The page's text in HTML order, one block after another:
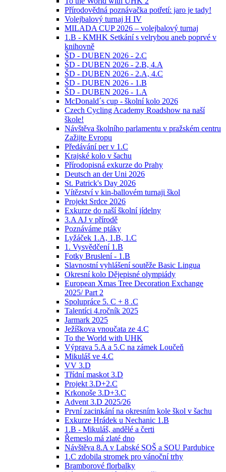
Přírodovědná poznávačka potřetí: jaro je tady!
Volejbalový turnaj H IV
MILADA CUP 2026 – volejbalový turnaj
1.B - KMHK Setkání s velrybou aneb poprvé v
knihovně
ŠD - DUBEN 2026 - 2.C
ŠD - DUBEN 2026 - 2.B, 4.A
ŠD - DUBEN 2026 - 2.A, 4.C
ŠD - DUBEN 2026 - 1.B
ŠD - DUBEN 2026 - 1.A
McDonald´s cup - školní kolo 2026
Czech Cycling Academy Roadshow na naší
škole!
Návštěva školního parlamentu v pražském centru
Zažijte Evropu
Předávání per v 1.C
Krajské kolo v šachu
Přírodopisná exkurze do Prahy
Deutsch an der Uni 2026
St. Patrick's Day 2026
Vítězství v kin-ballovém turnaji škol
Projekt Srdce 2026
Exkurze do naší školní jídelny
3.A AJ v přírodě
Poznáváme ptáky
Lyžáček 1.A, 1.B, 1.C
1. Vysvědčení 1.B
Fotky Bruslení - 1.B
Slavnostní vyhlášení soutěže Basic Lingua
Okresní kolo Dějepisné olympiády
European Xmas Tree Decoration Exchange
2025/ Part 2
Spolupráce 5. C + 8 .C
Talentíci 4.ročník 2025
Jarmark 2025
Ježíškova vnoučata ze 4.C
To the World with UHK
Výprava 5.A a 5.C na zámek Loučeň
Mikuláš ve 4.C
VV 3.D
Třídní maskot 3.D
Projekt 3.D+2.C
Krkonoše 3.D+3.C
Advent 3.D 2025/26
První zacinkání na okresním kole škol v šachu
Exkurze Hrádek u Nechanic 1.B
1.B - Mikuláš, andělé a čerti
Řemeslo má zlaté dno
Návštěva 8.A v Labské SOŠ a SOU Pardubice
1.C zdobila stromek pro vánoční trhy
Bramborové florbalky